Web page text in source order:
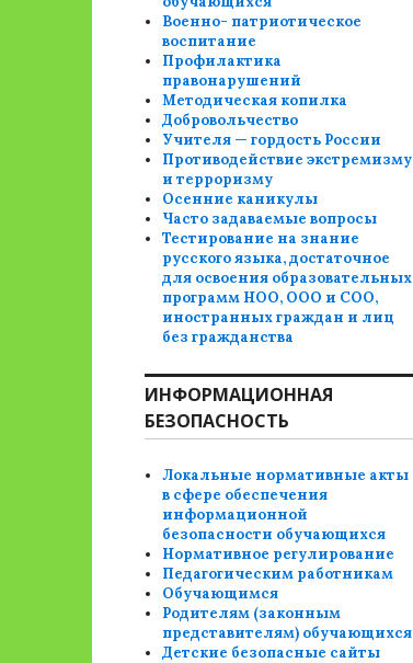
Военно- патриотическое
воспитание
Профилактика
правонарушений
Методическая копилка
Добровольчество
Учителя — гордость России
Противодействие экстремизму
и терроризму
Осенние каникулы
Часто задаваемые вопросы
Тестирование на знание
русского языка, достаточное
для освоения образовательных
программ НОО, ООО и СОО,
иностранных граждан и лиц
без гражданства
ИНФОРМАЦИОННАЯ
БЕЗОПАСНОСТЬ
Локальные нормативные акты
в сфере обеспечения
информационной
безопасности обучающихся
Нормативное регулирование
Педагогическим работникам
Обучающимся
Родителям (законным
представителям) обучающихся
Детские безопасные сайты